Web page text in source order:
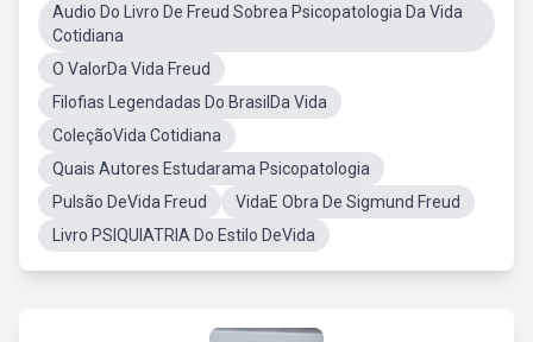
Audio Do Livro De Freud Sobrea Psicopatologia Da Vida
Cotidiana
O ValorDa Vida Freud
Filofias Legendadas Do BrasilDa Vida
ColeçãoVida Cotidiana
Quais Autores Estudarama Psicopatologia
Pulsão DeVida Freud
VidaE Obra De Sigmund Freud
Livro PSIQUIATRIA Do Estilo DeVida